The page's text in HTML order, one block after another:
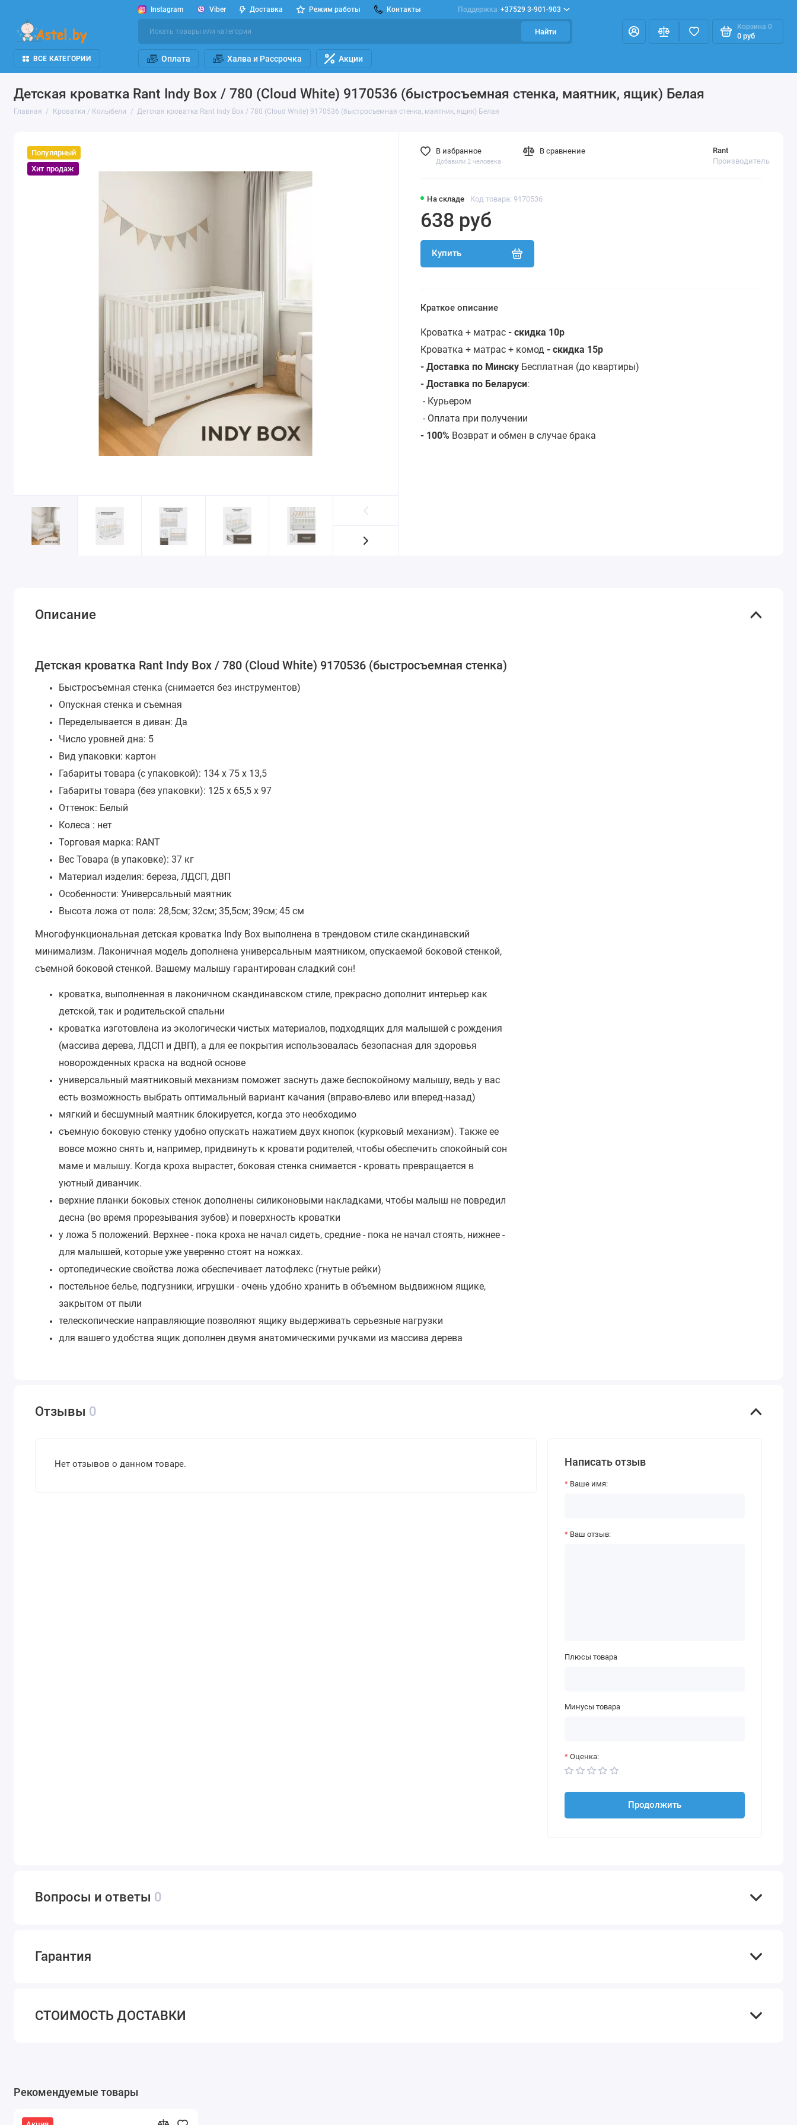
Instagram Viber Доставка Режим работы Контакты Поддержка +37529 3-901-903
Найти
Корзина 0
0 руб
ВСЕ КАТЕГОРИИ Оплата Халва и Рассрочка Акции
Детская кроватка Rant Indy Box / 780 (Cloud White) 9170536 (быстросъемная стенка, маятник, ящик) Белая
Главная Кроватки / Колыбели Детская кроватка Rant Indy Box / 780 (Cloud White) 9170536 (быстросъемная стенка, маятник, ящик) Белая
Популярный
Хит продаж
На складе Код товара: 9170536
Rant
Производитель
638 руб
Купить
В избранное
Добавили 2 человека
В сравнение
Краткое описание
Кроватка + матрас - скидка 10р
Кроватка + матрас + комод - скидка 15р
- Доставка по МинскуБесплатная (до квартиры)
- Доставка по Беларуси:
- Курьером
- Оплата при получении
- 100% Возврат и обмен в случае брака
Описание
Детская кроватка Rant Indy Box / 780 (Cloud White) 9170536 (быстросъемная стенка)
Быстросъемная стенка (снимается без инструментов)
Опускная стенка и съемная
Переделывается в диван: Да
Число уровней дна: 5
Вид упаковки: картон
Габариты товара (с упаковкой): 134 х 75 х 13,5
Габариты товара (без упаковки): 125 х 65,5 х 97
Оттенок: Белый
Колеса : нет
Торговая марка: RANT
Вес Товара (в упаковке): 37 кг
Материал изделия: береза, ЛДСП, ДВП
Особенности: Универсальный маятник
Высота ложа от пола: 28,5см; 32см; 35,5см; 39см; 45 см
Многофункциональная детская кроватка Indy Box выполнена в трендовом стиле скандинавский
минимализм. Лаконичная модель дополнена универсальным маятником, опускаемой боковой стенкой,
съемной боковой стенкой. Вашему малышу гарантирован сладкий сон!
кроватка, выполненная в лаконичном скандинавском стиле, прекрасно дополнит интерьер как
детской, так и родительской спальни
кроватка изготовлена из экологически чистых материалов, подходящих для малышей с рождения
(массива дерева, ЛДСП и ДВП), а для ее покрытия использовалась безопасная для здоровья
новорожденных краска на водной основе
универсальный маятниковый механизм поможет заснуть даже беспокойному малышу, ведь у вас
есть возможность выбрать оптимальный вариант качания (вправо-влево или вперед-назад)
мягкий и бесшумный маятник блокируется, когда это необходимо
съемную боковую стенку удобно опускать нажатием двух кнопок (курковый механизм). Также ее
вовсе можно снять и, например, придвинуть к кровати родителей, чтобы обеспечить спокойный сон
маме и малышу. Когда кроха вырастет, боковая стенка снимается - кровать превращается в
уютный диванчик.
верхние планки боковых стенок дополнены силиконовыми накладками, чтобы малыш не повредил
десна (во время прорезывания зубов) и поверхность кроватки
у ложа 5 положений. Верхнее - пока кроха не начал сидеть, средние - пока не начал стоять, нижнее -
для малышей, которые уже уверенно стоят на ножках.
ортопедические свойства ложа обеспечивает латофлекс (гнутые рейки)
постельное белье, подгузники, игрушки - очень удобно хранить в объемном выдвижном ящике,
закрытом от пыли
телескопические направляющие позволяют ящику выдерживать серьезные нагрузки
для вашего удобства ящик дополнен двумя анатомическими ручками из массива дерева
Отзывы 0
Нет отзывов о данном товаре. Написать отзыв
Ваше имя:
Ваш отзыв:
Плюсы товара
Минусы товара
Оценка:
Продолжить
Вопросы и ответы 0
Гарантия
СТОИМОСТЬ ДОСТАВКИ
Рекомендуемые товары